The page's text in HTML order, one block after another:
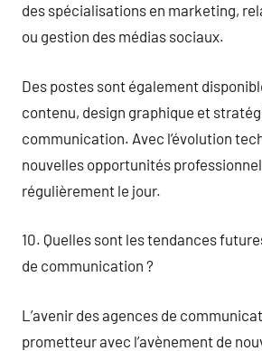
des spécialisations en marketing,
ou gestion des médias sociaux.
Des postes sont également
contenu, design graphique et
communication. Avec l’évolution
nouvelles opportunités
régulièrement le jour.
10. Quelles sont les tendances
de communication ?
L’avenir des agences de
prometteur avec l’avènement de